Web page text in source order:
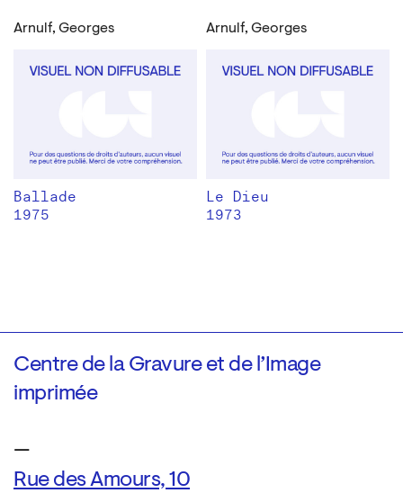
Arnulf, Georges
Ballade
1975
Arnulf, Georges
Le Dieu
1973
Centre de la Gravure et de l’Image
imprimée
—
Rue des Amours, 10